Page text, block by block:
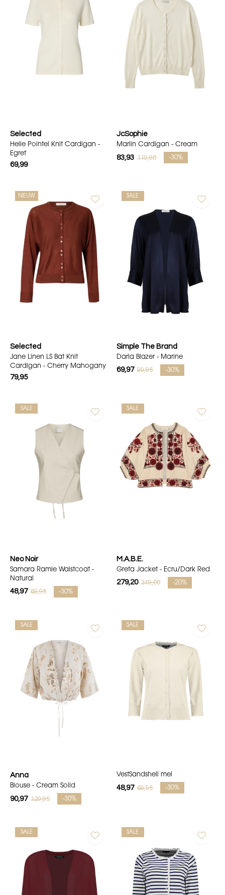
Selected
Helle Pointel Knit Cardigan -
Egret
69,99
JcSophie
Marlin Cardigan - Cream
83,93 119,90 -30%
NIEUW
Selected
Jane Linen LS Bat Knit
Cardigan - Cherry Mahogany
79,95
SALE
Simple The Brand
Darla Blazer - Marine
69,97 99,95 -30%
SALE
Neo Noir
Samara Ramie Waistcoat -
Natural
48,97 69,95 -30%
SALE
M.A.B.E.
Greta Jacket - Ecru/Dark Red
279,20 349,00 -20%
SALE
Anna
Blouse - Cream Solid
90,97 129,95 -30%
SALE
VestSandshell mel
48,97 69,95 -30%
SALE SALE